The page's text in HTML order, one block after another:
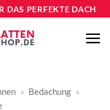
DAS PERFEKTE DACH
» Bedachung »